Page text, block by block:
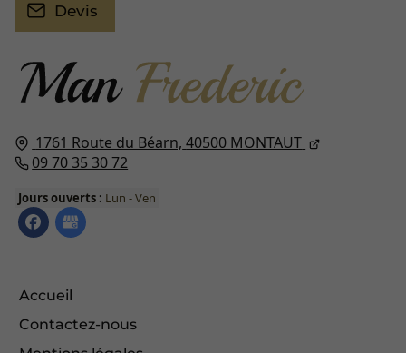
1761 Route du Béarn, 40500 MONTAUT
09 70 35 30 72
Jours ouverts : Lun - Ven
Accueil
Contactez-nous
Devis